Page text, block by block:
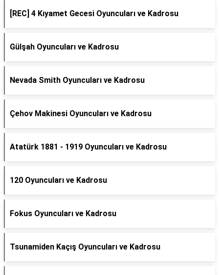
[REC] 4 Kıyamet Gecesi Oyuncuları ve Kadrosu
Gülşah Oyuncuları ve Kadrosu
Nevada Smith Oyuncuları ve Kadrosu
Çehov Makinesi Oyuncuları ve Kadrosu
Atatürk 1881 - 1919 Oyuncuları ve Kadrosu
120 Oyuncuları ve Kadrosu
Fokus Oyuncuları ve Kadrosu
Tsunamiden Kaçış Oyuncuları ve Kadrosu